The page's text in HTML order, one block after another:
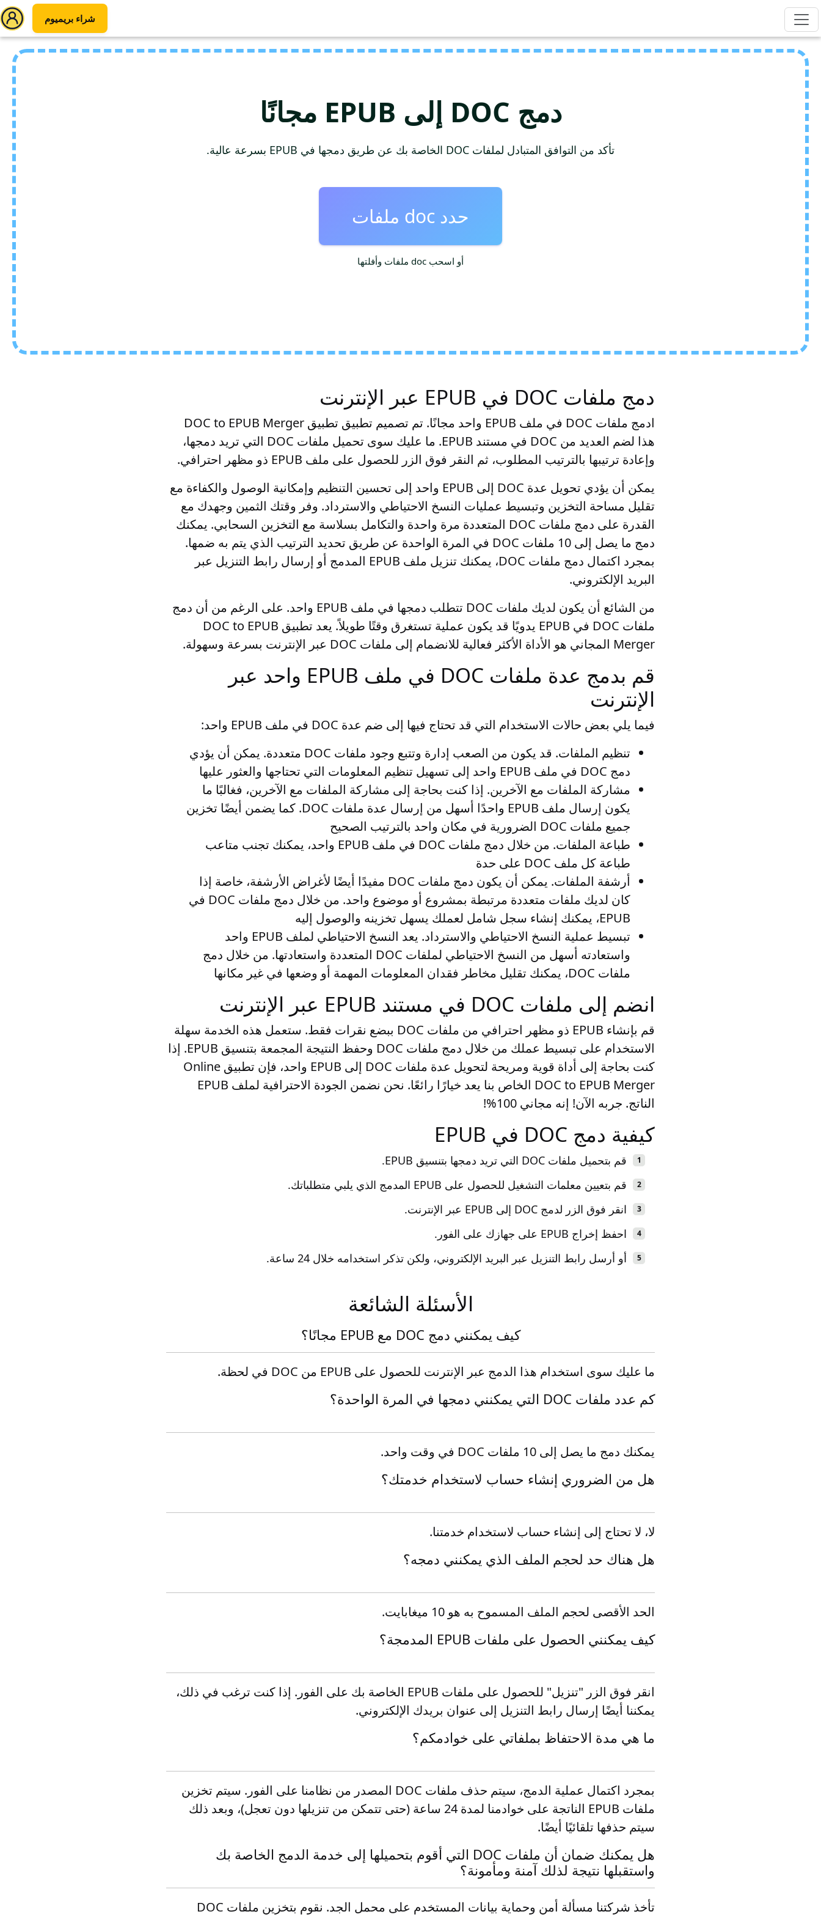
شراء بريميوم
دمج DOC إلى EPUB مجانًا
تأكد من التوافق المتبادل لملفات DOC الخاصة بك عن طريق دمجها في EPUB بسرعة عالية.
حدد doc ملفات
أو اسحب doc ملفات وأفلتها
دمج ملفات DOC في EPUB عبر الإنترنت
ادمج ملفات DOC في ملف EPUB واحد مجانًا. تم تصميم تطبيق تطبيق DOC to EPUB Merger
هذا لضم العديد من DOC في مستند EPUB. ما عليك سوى تحميل ملفات DOC التي تريد دمجها،
وإعادة ترتيبها بالترتيب المطلوب، ثم النقر فوق الزر للحصول على ملف EPUB ذو مظهر احترافي.
يمكن أن يؤدي تحويل عدة DOC إلى EPUB واحد إلى تحسين التنظيم وإمكانية الوصول والكفاءة مع
تقليل مساحة التخزين وتبسيط عمليات النسخ الاحتياطي والاسترداد. وفر وقتك الثمين وجهدك مع
القدرة على دمج ملفات DOC المتعددة مرة واحدة والتكامل بسلاسة مع التخزين السحابي. يمكنك
دمج ما يصل إلى 10 ملفات DOC في المرة الواحدة عن طريق تحديد الترتيب الذي يتم به ضمها.
بمجرد اكتمال دمج ملفات DOC، يمكنك تنزيل ملف EPUB المدمج أو إرسال رابط التنزيل عبر
البريد الإلكتروني.
من الشائع أن يكون لديك ملفات DOC تتطلب دمجها في ملف EPUB واحد. على الرغم من أن دمج
ملفات DOC في EPUB يدويًا قد يكون عملية تستغرق وقتًا طويلاً. يعد تطبيق DOC to EPUB
Merger المجاني هو الأداة الأكثر فعالية للانضمام إلى ملفات DOC عبر الإنترنت بسرعة وسهولة.
قم بدمج عدة ملفات DOC في ملف EPUB واحد عبر
الإنترنت
فيما يلي بعض حالات الاستخدام التي قد تحتاج فيها إلى ضم عدة DOC في ملف EPUB واحد:
تنظيم الملفات
. قد يكون من الصعب إدارة وتتبع وجود ملفات DOC متعددة. يمكن أن يؤدي
دمج DOC في ملف EPUB واحد إلى تسهيل تنظيم المعلومات التي تحتاجها والعثور عليها
مشاركة الملفات مع الآخرين. إذا كنت بحاجة إلى مشاركة الملفات مع الآخرين، فغالبًا ما
يكون إرسال ملف EPUB واحدًا أسهل من إرسال عدة ملفات DOC. كما يضمن أيضًا تخزين
جميع ملفات DOC الضرورية في مكان واحد بالترتيب الصحيح
طباعة الملفات
. من خلال دمج ملفات DOC في ملف EPUB واحد، يمكنك تجنب متاعب
طباعة كل ملف DOC على حدة
أرشفة الملفات
. يمكن أن يكون دمج ملفات DOC مفيدًا أيضًا لأغراض الأرشفة، خاصة إذا
كان لديك ملفات متعددة مرتبطة بمشروع أو موضوع واحد. من خلال دمج ملفات DOC في
EPUB، يمكنك إنشاء سجل شامل لعملك يسهل تخزينه والوصول إليه
تبسيط عملية النسخ الاحتياطي والاسترداد
. يعد النسخ الاحتياطي لملف EPUB واحد
واستعادته أسهل من النسخ الاحتياطي لملفات DOC المتعددة واستعادتها. من خلال دمج
ملفات DOC، يمكنك تقليل مخاطر فقدان المعلومات المهمة أو وضعها في غير مكانها
انضم إلى ملفات DOC في مستند EPUB عبر الإنترنت
قم بإنشاء EPUB ذو مظهر احترافي من ملفات DOC ببضع نقرات فقط. ستعمل هذه الخدمة سهلة
الاستخدام على تبسيط عملك من خلال دمج ملفات DOC وحفظ النتيجة المجمعة بتنسيق EPUB. إذا
كنت بحاجة إلى أداة قوية ومريحة لتحويل عدة ملفات DOC إلى EPUB واحد، فإن تطبيق Online
DOC to EPUB Merger الخاص بنا يعد خيارًا رائعًا. نحن نضمن الجودة الاحترافية لملف EPUB
الناتج. جربه الآن! إنه مجاني 100%!
كيفية دمج DOC في EPUB
قم بتحميل ملفات DOC التي تريد دمجها بتنسيق EPUB.
قم بتعيين معلمات التشغيل للحصول على EPUB المدمج الذي يلبي متطلباتك.
انقر فوق الزر لدمج DOC إلى EPUB عبر الإنترنت.
احفظ إخراج EPUB على جهازك على الفور.
أو أرسل رابط التنزيل عبر البريد الإلكتروني، ولكن تذكر استخدامه خلال 24 ساعة.
الأسئلة الشائعة
كيف يمكنني دمج DOC مع EPUB مجانًا؟
ما عليك سوى استخدام هذا الدمج عبر الإنترنت للحصول على EPUB من DOC في لحظة.
كم عدد ملفات DOC التي يمكنني دمجها في المرة الواحدة؟
يمكنك دمج ما يصل إلى 10 ملفات DOC في وقت واحد.
هل من الضروري إنشاء حساب لاستخدام خدمتك؟
لا، لا تحتاج إلى إنشاء حساب لاستخدام خدمتنا.
هل هناك حد لحجم الملف الذي يمكنني دمجه؟
الحد الأقصى لحجم الملف المسموح به هو 10 ميغابايت.
كيف يمكنني الحصول على ملفات EPUB المدمجة؟
انقر فوق الزر "تنزيل" للحصول على ملفات EPUB الخاصة بك على الفور. إذا كنت ترغب في ذلك،
يمكننا أيضًا إرسال رابط التنزيل إلى عنوان بريدك الإلكتروني.
ما هي مدة الاحتفاظ بملفاتي على خوادمكم؟
بمجرد اكتمال عملية الدمج، سيتم حذف ملفات DOC المصدر من نظامنا على الفور. سيتم تخزين
ملفات EPUB الناتجة على خوادمنا لمدة 24 ساعة (حتى تتمكن من تنزيلها دون تعجل)، وبعد ذلك
سيتم حذفها تلقائيًا أيضًا.
هل يمكنك ضمان أن ملفات DOC التي أقوم بتحميلها إلى خدمة الدمج الخاصة بك
واستقبلها نتيجة لذلك آمنة ومأمونة؟
تأخذ شركتنا مسألة أمن وحماية بيانات المستخدم على محمل الجد. نقوم بتخزين ملفات DOC